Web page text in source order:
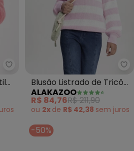
Rosa Azul - Casaco de Pelo
Blusão Listrado de Tricô
Infantil Menina (Rosa)
ALAKAZOO
R$ 84,76R$ 211,90
ou 2x de R$ 42,38 sem juros
-50%